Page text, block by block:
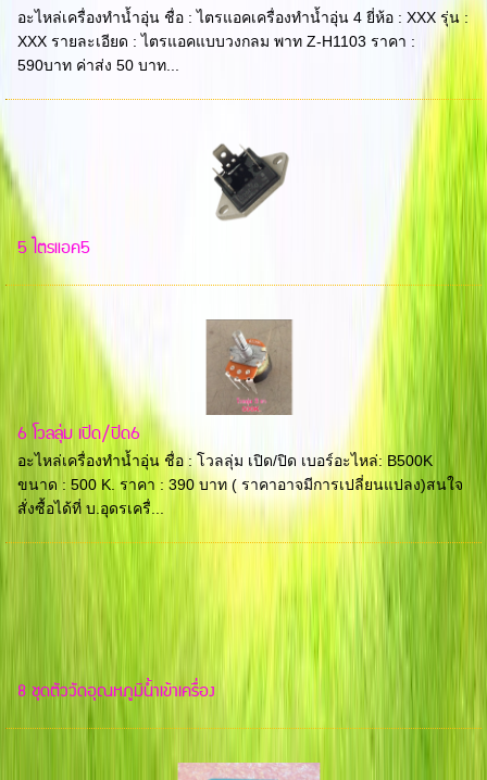
อะไหล่เครื่องทำน้ำอุ่น ชื่อ : ไตรแอคเครื่องทำน้ำอุ่น 4 ยี่ห้อ : XXX รุ่น :
XXX รายละเอียด : ไตรแอคแบบวงกลม พาท Z-H1103 ราคา :
590บาท ค่าส่ง 50 บาท...
5 ไตรแอค5
6 โวลลุ่ม เปิด/ปิด6
อะไหล่เครื่องทำน้ำอุ่น ชื่อ : โวลลุ่ม เปิด/ปิด เบอร์อะไหล่: B500K
ขนาด : 500 K. ราคา : 390 บาท ( ราคาอาจมีการเปลี่ยนแปลง)สนใจ
สั่งซื้อได้ที่ บ.อุดรเครื่...
8 ชุดตัววัดอุณหภูมิน้ำเข้าเครื่อง